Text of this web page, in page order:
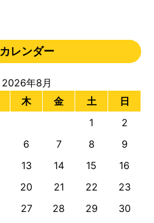
カレンダー
2026年8月
木 金 土 日
1
2
6 7 8
9
13 14 15
16
20 21 22
23
27 28 29
30